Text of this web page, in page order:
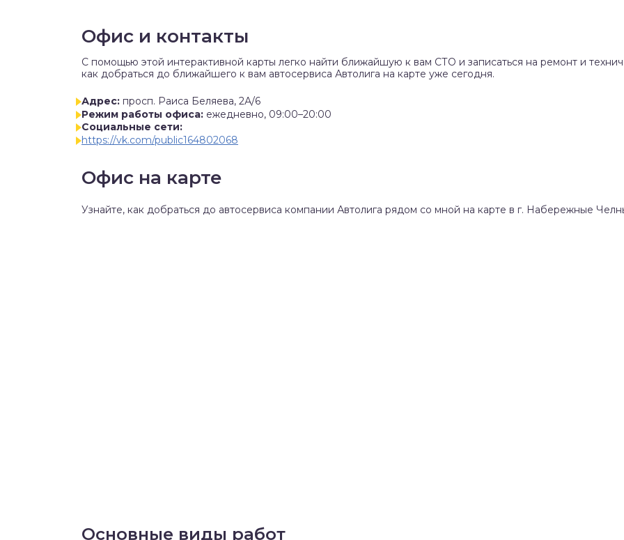
Офис и контакты
C помощью этой интерактивной карты легко найти ближайшую к вам СТО и записаться на ремонт и
как добраться до ближайшего к вам автосервиса Автолига на карте уже сегодня.
Адрес: просп. Раиса Беляева, 2А/6
Режим работы офиса: ежедневно, 09:00–20:00
Социальные сети:
https://vk.com/public164802068
Офис на карте
Узнайте, как добраться до автосервиса компании Автолига рядом со мной на карте в г. Набережные
Основные виды работ